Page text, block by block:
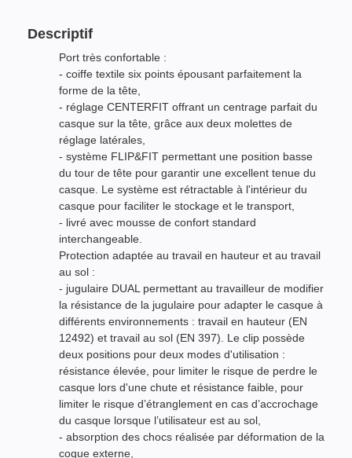
Descriptif
Port très confortable :
- coiffe textile six points épousant parfaitement la
forme de la tête,
- réglage CENTERFIT offrant un centrage parfait du
casque sur la tête, grâce aux deux molettes de
réglage latérales,
- système FLIP&FIT permettant une position basse
du tour de tête pour garantir une excellent tenue du
casque. Le système est rétractable à l'intérieur du
casque pour faciliter le stockage et le transport,
- livré avec mousse de confort standard
interchangeable.
Protection adaptée au travail en hauteur et au travail
au sol :
- jugulaire DUAL permettant au travailleur de modifier
la résistance de la jugulaire pour adapter le casque à
différents environnements : travail en hauteur (EN
12492) et travail au sol (EN 397). Le clip possède
deux positions pour deux modes d'utilisation :
résistance élevée, pour limiter le risque de perdre le
casque lors d'une chute et résistance faible, pour
limiter le risque d’étranglement en cas d’accrochage
du casque lorsque l’utilisateur est au sol,
- absorption des chocs réalisée par déformation de la
coque externe,